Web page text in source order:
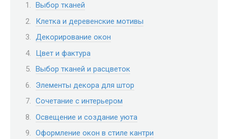
Выбор тканей
Клетка и деревенские мотивы
Декорирование окон
Цвет и фактура
Выбор тканей и расцветок
Элементы декора для штор
Сочетание с интерьером
Освещение и создание уюта
Оформление окон в стиле кантри